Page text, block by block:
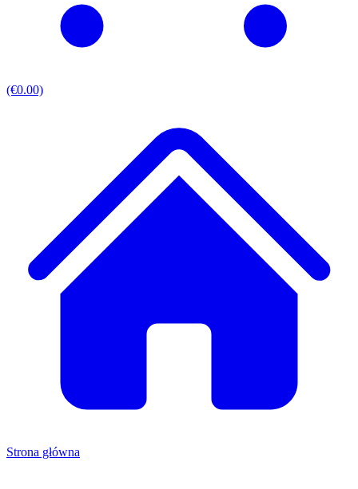
(€0.00)
Strona główna